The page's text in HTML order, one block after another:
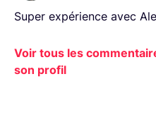
Super expérience avec
Voir tous les
son profil